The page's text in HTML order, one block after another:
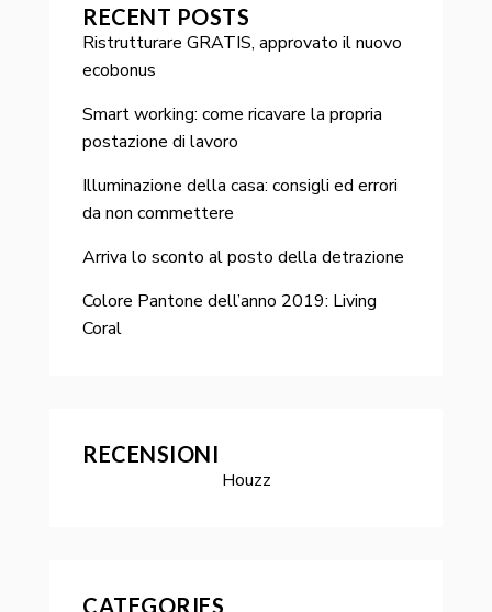
RECENT POSTS
Ristrutturare GRATIS, approvato il nuovo
ecobonus
Smart working: come ricavare la propria
postazione di lavoro
Illuminazione della casa: consigli ed errori
da non commettere
Arriva lo sconto al posto della detrazione
Colore Pantone dell’anno 2019: Living
Coral
RECENSIONI
Houzz
CATEGORIES